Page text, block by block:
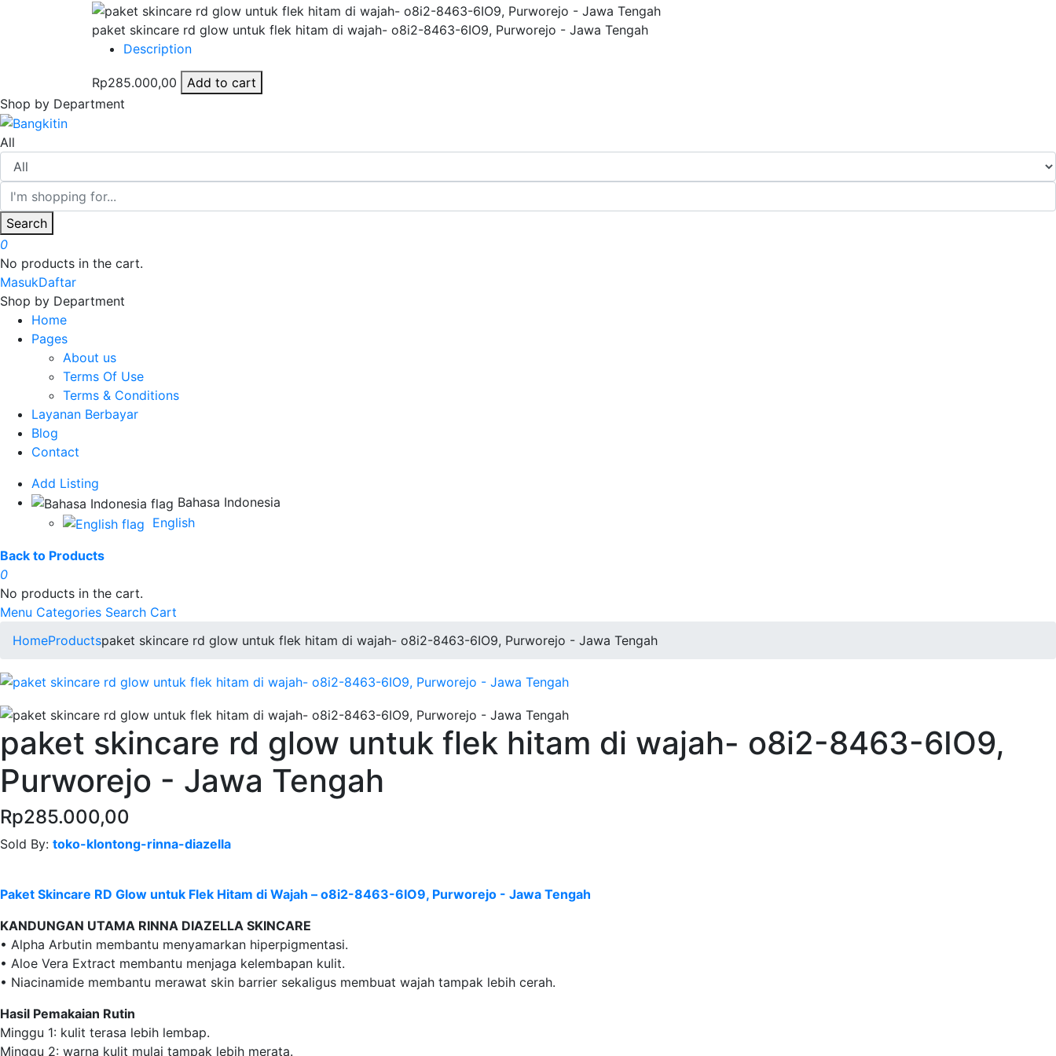
paket skincare rd glow untuk flek hitam di wajah- o8i2-8463-6IO9, Purworejo - Jawa Tengah
Description
Rp285.000,00
Add to cart
Shop by Department
All
Search
0
No products in the cart.
MasukDaftar
Shop by Department
Home
Pages
About us
Terms Of Use
Terms & Conditions
Layanan Berbayar
Blog
Contact
Add Listing
Bahasa Indonesia
English
Back to Products
0
No products in the cart.
Menu Categories Search Cart
HomeProductspaket skincare rd glow untuk flek hitam di wajah- o8i2-8463-6IO9, Purworejo - Jawa Tengah
paket skincare rd glow untuk flek hitam di wajah- o8i2-8463-6IO9,
Purworejo - Jawa Tengah
Rp285.000,00
Sold By: toko-klontong-rinna-diazella
Paket Skincare RD Glow untuk Flek Hitam di Wajah – o8i2-8463-6IO9, Purworejo - Jawa Tengah
KANDUNGAN UTAMA RINNA DIAZELLA SKINCARE
• Alpha Arbutin membantu menyamarkan hiperpigmentasi.
• Aloe Vera Extract membantu menjaga kelembapan kulit.
• Niacinamide membantu merawat skin barrier sekaligus membuat wajah tampak lebih cerah.
Hasil Pemakaian Rutin
Minggu 1: kulit terasa lebih lembap.
Minggu 2: warna kulit mulai tampak lebih merata.